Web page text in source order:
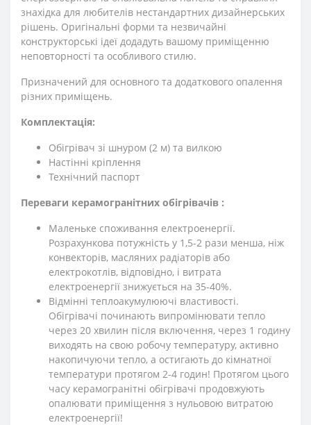
знахідка для любителів нестандартних дизайнерських
рішень. Оригінальні форми та незвичайні
конструкторські ідеї додадуть вашому приміщенню
неповторності та особливого стилю.
Призначений для основного та додаткового опалення
різних приміщень.
Комплектація:
Обігрівач зі шнуром (2 м) та вилкою
Настінні кріплення
Технічний паспорт
Переваги керамогранітних обігрівачів :
Маленьке споживання електроенергії.
Розрахункова потужність у 1,5-2 рази менша, ніж
конвекторів, масляних радіаторів або
електрокотлів, відповідно, і витрата
електроенергії знижується на 35-40%.
Відмінні теплоакумулюючі властивості.
Обігрівачі починають випромінювати тепло
через 20 хвилин після включення, через 1 годину
виходять на свою робочу температуру, активно
накопичуючи тепло, а остигають до кімнатної
температури протягом 2-4 годин! Протягом цього
часу керамогранітні обігрівачі продовжують
опалювати приміщення з нульовою витратою
електроенергії!